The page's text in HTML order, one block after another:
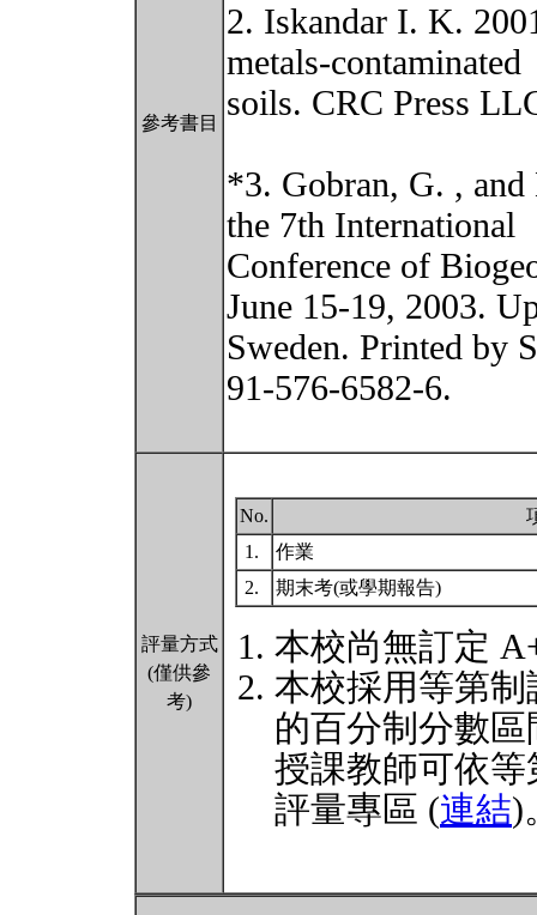
參考書目
2. Iskandar I. K.
metals-contaminated
soils. CRC Press
*3. Gobran, G. ,
the 7th International
Conference of
June 15-19, 2003.
Sweden. Printed by
91-576-6582-6.
評量方式
(僅供參
考)
No.
1.
作業
2.
期末考(或學期報告)
本校尚無訂定
本校採用等第
的百分制分數
授課教師可依
評量專區 (連結)